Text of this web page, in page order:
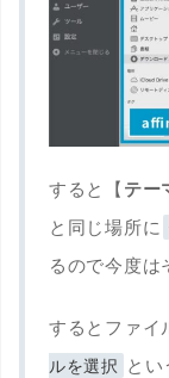
すると【 テー
と同じ場所に
るので今度は
するとファイ
ルを選択 と